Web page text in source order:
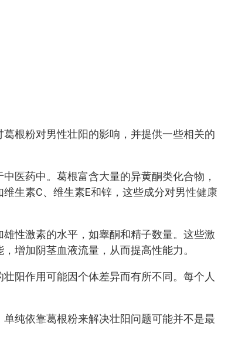
根粉对男性壮阳的影响，并提供一些相关的
医药中。葛根富含大量的异黄酮类化合物，
生素C、维生素E和锌，这些成分对男性健康
性激素的水平，如睾酮和精子数量。这些激
，增加阴茎血液流量，从而提高性能力。
阳作用可能因个体差异而有所不同。每个人
纯依靠葛根粉来解决壮阳问题可能并不是最